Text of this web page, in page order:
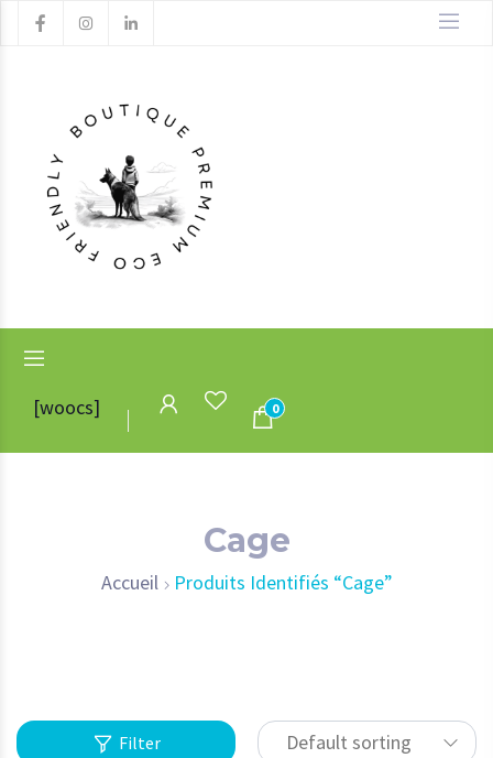
[woocs] 0
Cage
Accueil Produits Identifiés “Cage”
Filter Default sorting